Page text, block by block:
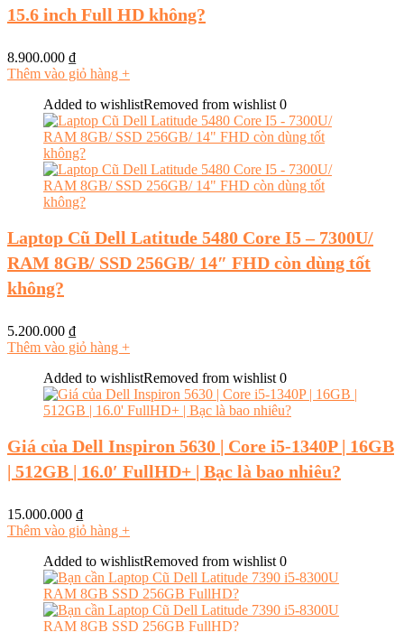
15.6 inch Full HD không?
8.900.000 ₫
Thêm vào giỏ hàng +
Added to wishlistRemoved from wishlist 0
Laptop Cũ Dell Latitude 5480 Core I5 – 7300U/
RAM 8GB/ SSD 256GB/ 14″ FHD còn dùng tốt
không?
5.200.000 ₫
Thêm vào giỏ hàng +
Added to wishlistRemoved from wishlist 0
Giá của Dell Inspiron 5630 | Core i5-1340P | 16GB
| 512GB | 16.0′ FullHD+ | Bạc là bao nhiêu?
15.000.000 ₫
Thêm vào giỏ hàng +
Added to wishlistRemoved from wishlist 0